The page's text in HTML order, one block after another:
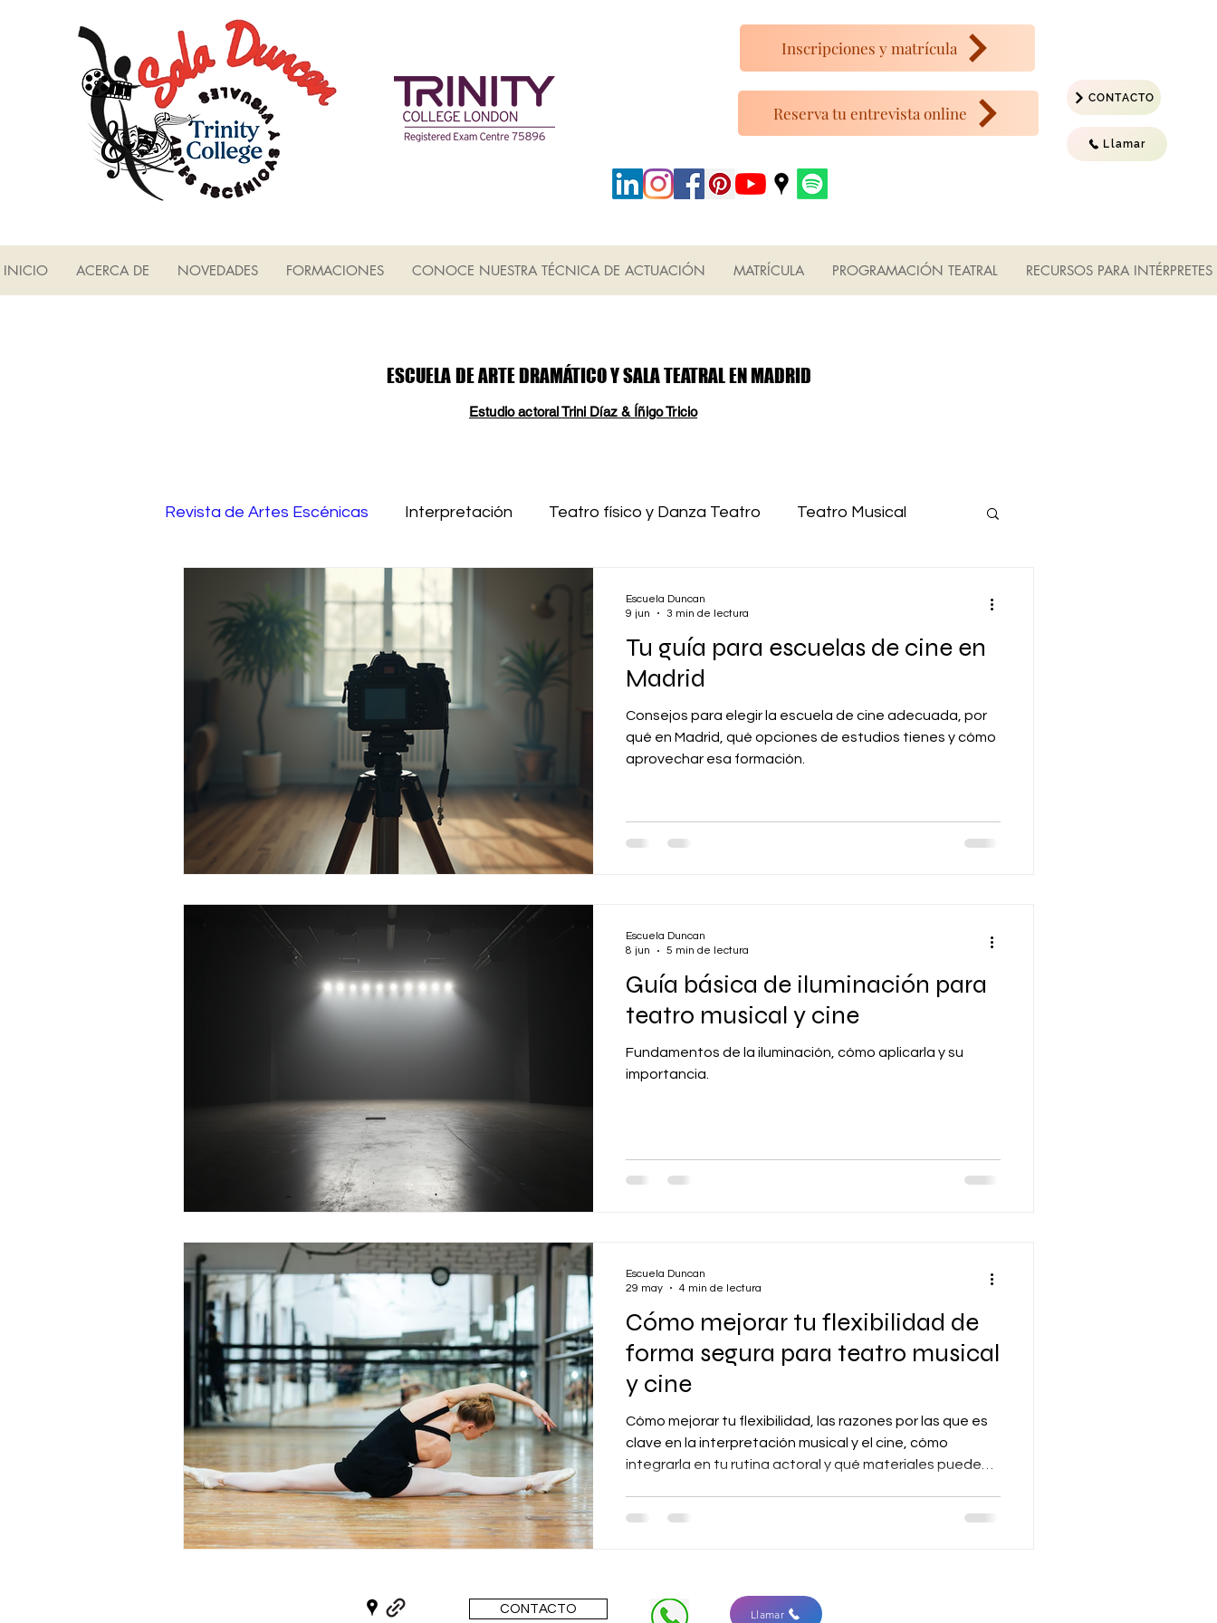
Reserva tu entrevista online
Llamar
CONTACTO
Inscripciones y matrícula
INICIO ACERCA DE NOVEDADES FORMACIONES CONOCE NUESTRA TÉCNICA DE ACTUACIÓN MATRÍCULA PROGRAMACIÓN TEATRAL RECURSOS PARA INTÉRPRETES
ESCUELA DE ARTE DRAMÁTICO Y SALA TEATRAL EN MADRID
ESCUELA DE ARTE DRAMÁTICO Y SALA TEATRAL EN MADRID
Estudio actoral Trini Díaz & Íñigo Tricio
Revista de Artes Escénicas Interpretación Teatro físico y Danza Teatro Teatro Musical
Dramaturgia y técnicas de escritura Pruebas de acceso a Resad
escuela de cine Canto Escuela de Teatro Técnicas visuales
Tu guía para escuelas de cine en
Madrid
Consejos para elegir la escuela de cine adecuada, por
qué en Madrid, qué opciones de estudios tienes y cómo
aprovechar esa formación.
Escuela Duncan
9 jun
3 min de lectura
Guía básica de iluminación para
teatro musical y cine
Fundamentos de la iluminación, cómo aplicarla y su
importancia.
Escuela Duncan
8 jun
5 min de lectura
Cómo mejorar tu flexibilidad de
forma segura para teatro musical
y cine
Cómo mejorar tu flexibilidad, las razones por las que es
clave en la interpretación musical y el cine, cómo
integrarla en tu rutina actoral y qué materiales pueden
Escuela Duncan
29 may
4 min de lectura
CONTACTO Llamar